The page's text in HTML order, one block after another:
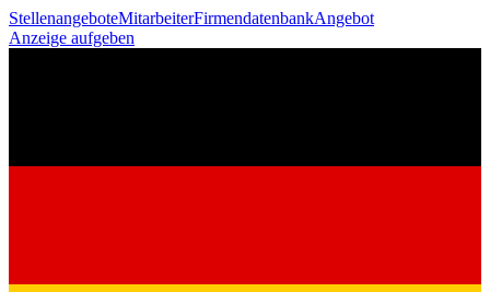
StellenangeboteMitarbeiterFirmendatenbankAngebot
Anzeige aufgeben